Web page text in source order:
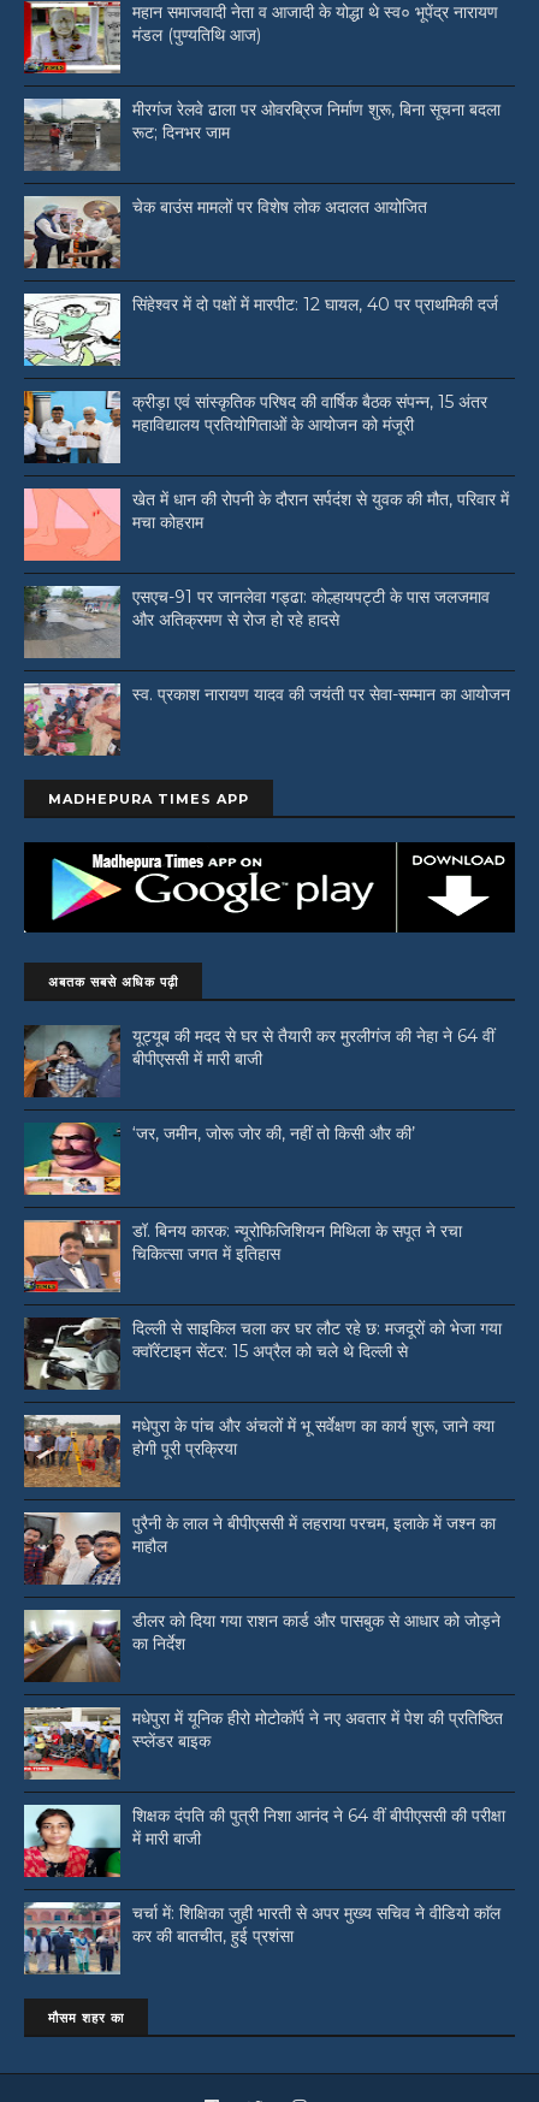
महान समाजवादी नेता व आजादी के योद्धा थे स्व० भूपेंद्र नारायण
मंडल (पुण्यतिथि आज)
मीरगंज रेलवे ढाला पर ओवरब्रिज निर्माण शुरू, बिना सूचना बदला
रूट; दिनभर जाम
चेक बाउंस मामलों पर विशेष लोक अदालत आयोजित
सिंहेश्वर में दो पक्षों में मारपीट: 12 घायल, 40 पर प्राथमिकी दर्ज
क्रीड़ा एवं सांस्कृतिक परिषद की वार्षिक बैठक संपन्न, 15 अंतर
महाविद्यालय प्रतियोगिताओं के आयोजन को मंजूरी
खेत में धान की रोपनी के दौरान सर्पदंश से युवक की मौत, परिवार में
मचा कोहराम
एसएच-91 पर जानलेवा गड्ढा: कोल्हायपट्टी के पास जलजमाव
और अतिक्रमण से रोज हो रहे हादसे
स्व. प्रकाश नारायण यादव की जयंती पर सेवा-सम्मान का आयोजन
MADHEPURA TIMES APP
अबतक सबसे अधिक पढ़ी
यूट्यूब की मदद से घर से तैयारी कर मुरलीगंज की नेहा ने 64 वीं
बीपीएससी में मारी बाजी
‘जर, जमीन, जोरू जोर की, नहीं तो किसी और की’
डॉ. बिनय कारक: न्यूरोफिजिशियन मिथिला के सपूत ने रचा
चिकित्सा जगत में इतिहास
दिल्ली से साइकिल चला कर घर लौट रहे छ: मजदूरों को भेजा गया
क्वॉरेंटाइन सेंटर: 15 अप्रैल को चले थे दिल्ली से
मधेपुरा के पांच और अंचलों में भू सर्वेक्षण का कार्य शुरू, जाने क्या
होगी पूरी प्रक्रिया
पुरैनी के लाल ने बीपीएससी में लहराया परचम, इलाके में जश्न का
माहौल
डीलर को दिया गया राशन कार्ड और पासबुक से आधार को जोड़ने
का निर्देश
मधेपुरा में यूनिक हीरो मोटोकॉर्प ने नए अवतार में पेश की प्रतिष्ठित
स्प्लेंडर बाइक
शिक्षक दंपति की पुत्री निशा आनंद ने 64 वीं बीपीएससी की परीक्षा
में मारी बाजी
चर्चा में: शिक्षिका जुही भारती से अपर मुख्य सचिव ने वीडियो काॅल
कर की बातचीत, हुई प्रशंसा
मौसम शहर का